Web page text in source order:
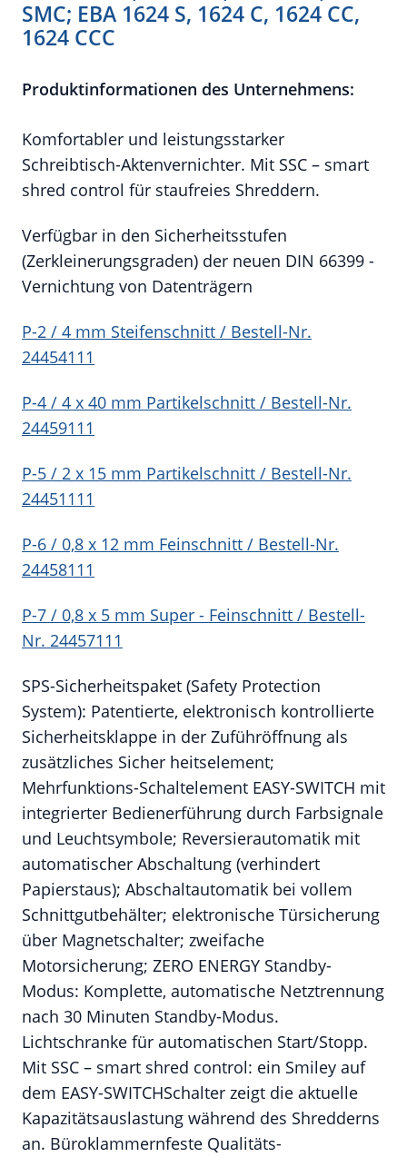
SMC; EBA 1624 S, 1624 C, 1624 CC,
1624 CCC
Produktinformationen des Unternehmens:
Komfortabler und leistungsstarker
Schreibtisch-Aktenvernichter. Mit SSC – smart
shred control für staufreies Shreddern.
Verfügbar in den Sicherheitsstufen
(Zerkleinerungsgraden) der neuen DIN 66399 -
Vernichtung von Datenträgern
P-2 / 4 mm Steifenschnitt / Bestell-Nr.
24454111
P-4 / 4 x 40 mm Partikelschnitt / Bestell-Nr.
24459111
P-5 / 2 x 15 mm Partikelschnitt / Bestell-Nr.
24451111
P-6 / 0,8 x 12 mm Feinschnitt / Bestell-Nr.
24458111
P-7 / 0,8 x 5 mm Super - Feinschnitt / Bestell-
Nr. 24457111
SPS-Sicherheitspaket (Safety Protection
System): Patentierte, elektronisch kontrollierte
Sicherheitsklappe in der Zuführöffnung als
zusätzliches Sicher heitselement;
Mehrfunktions-Schaltelement EASY-SWITCH mit
integrierter Bedienerführung durch Farbsignale
und Leuchtsymbole; Reversierautomatik mit
automatischer Abschaltung (verhindert
Papierstaus); Abschaltautomatik bei vollem
Schnittgutbehälter; elektronische Türsicherung
über Magnetschalter; zweifache
Motorsicherung; ZERO ENERGY Standby-
Modus: Komplette, automatische Netztrennung
nach 30 Minuten Standby-Modus.
Lichtschranke für automatischen Start/Stopp.
Mit SSC – smart shred control: ein Smiley auf
dem EASY-SWITCHSchalter zeigt die aktuelle
Kapazitätsauslastung während des Shredderns
an. Büroklammernfeste Qualitäts-